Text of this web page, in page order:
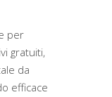
per
gratuiti,
da
efficace